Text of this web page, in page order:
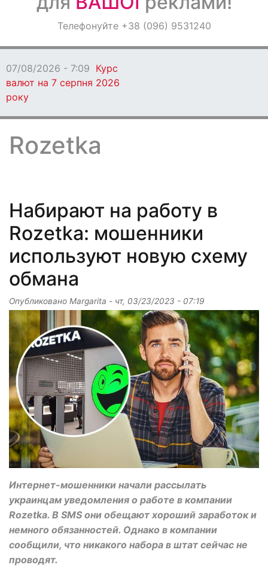
ОголошенняТелефонуйте +38 (096) 9531240
07/08/2026 - 7:09 Курс
валют на 7 серпня 2026
року
Rozetka
Набирают на работу в
Rozetka: мошенники
используют новую схему
обмана
Опубликовано Margarita - чт, 03/23/2023 - 07:19
Интернет-мошенники начали рассылать
украинцам уведомления о работе в компании
Rozetka. В SMS они обещают хороший заработок и
немного обязанностей. Однако в компании
сообщили, что никакого набора в штат сейчас не
проводят.